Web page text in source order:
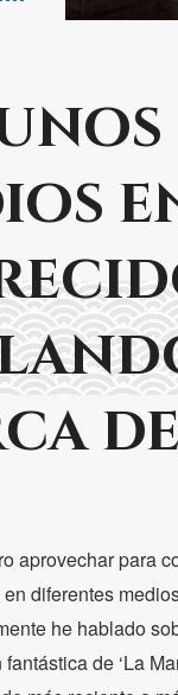
aprovechar para
diferentes
he hablado
de ‘La